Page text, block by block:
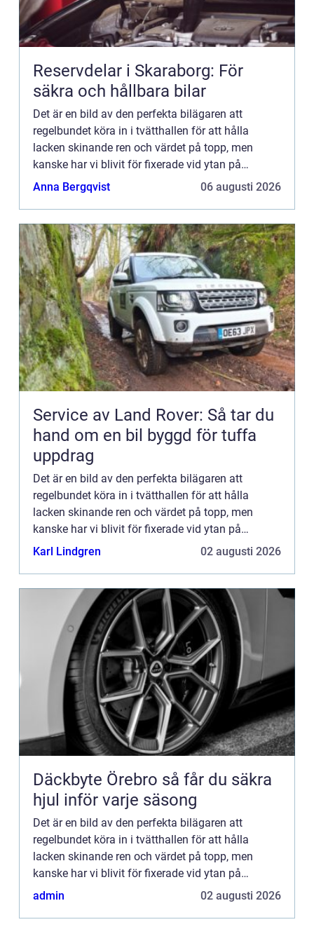
Reservdelar i Skaraborg: För
säkra och hållbara bilar
Det är en bild av den perfekta bilägaren att
regelbundet köra in i tvätthallen för att hålla
lacken skinande ren och värdet på topp, men
kanske har vi blivit för fixerade vid ytan på
bekostnad av b...
Anna Bergqvist 06 augusti 2026
Service av Land Rover: Så tar du
hand om en bil byggd för tuffa
uppdrag
Det är en bild av den perfekta bilägaren att
regelbundet köra in i tvätthallen för att hålla
lacken skinande ren och värdet på topp, men
kanske har vi blivit för fixerade vid ytan på
bekostnad av b...
Karl Lindgren 02 augusti 2026
Däckbyte Örebro så får du säkra
hjul inför varje säsong
Det är en bild av den perfekta bilägaren att
regelbundet köra in i tvätthallen för att hålla
lacken skinande ren och värdet på topp, men
kanske har vi blivit för fixerade vid ytan på
bekostnad av b...
admin 02 augusti 2026